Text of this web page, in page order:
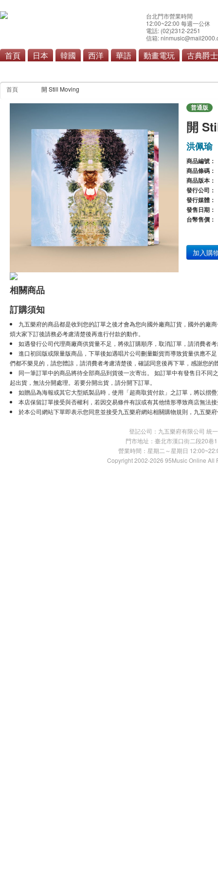
台北門市營業時間
12:00~22:00 每週一公休
電話: (02)2312-2251
信箱:
首頁 日本 韓國 西洋 華語 動畫電玩 古典爵士
首頁 開 Still Moving
普通版
開
洪佩瑜
商品編號：
商品條碼：
商品版本：
發行公司：
發行媒體：
發售日期：
台幣售價：
加入購
相關商品
訂購須知
九五樂府的商品都是收到您的訂單之後才會為您向國外廠商訂貨，國外的廠
煩大家下訂後請務必考慮清楚後再進行付款的動作。
如遇發行公司代理商廠商供貨量不足，將依訂購順序，取消訂單，請消費者
進口初回版或限量版商品，下單後如遇唱片公司刪量斷貨而導致貨量供應不
們都不樂見的，請您體諒，請消費者考慮清楚後，確認同意後再下單，感謝您的
同一筆訂單中的商品將待全部商品到貨後一次寄出。 如訂單中有發售日不同
起出貨，無法分開處理。若要分開出貨，請分開下訂單。
如贈品為海報或其它大型紙製品時，使用「超商取貨付款」之訂單，將以摺
本店保留訂單接受與否權利，若因交易條件有誤或有其他情形導致商店無法
於本公司網站下單即表示您同意並接受九五樂府網站相關購物規則，九五樂
登記公司：九五樂府有限公司 統
門市地址：臺北市漢口街二段20
營業時間：星期二～星期日
Copyright 2002-2026 95Music Online All